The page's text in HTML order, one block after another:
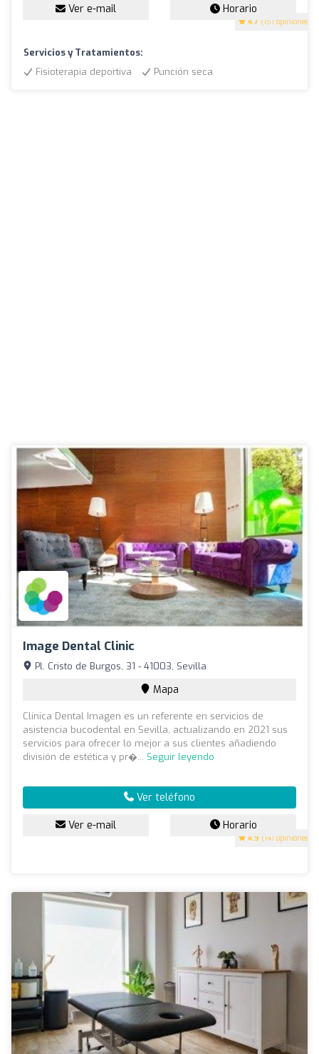
4.7 (151 opiniones)
Ver e-mail Horario
Servicios y Tratamientos:
Fisioterapia deportiva
Punción seca
Image Dental Clinic
4.9 (141 opiniones)
Pl. Cristo de Burgos, 31 - 41003, Sevilla
Mapa
Clínica Dental Imagen es un referente en servicios de
asistencia bucodental en Sevilla, actualizando en 2021 sus
servicios para ofrecer lo mejor a sus clientes añadiendo
división de estética y pr�... Seguir leyendo
Ver teléfono
Ver e-mail Horario